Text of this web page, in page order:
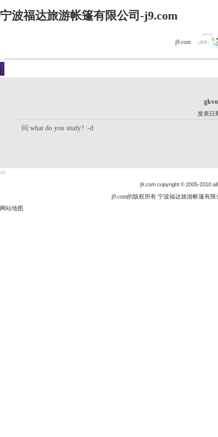
宁波福达旅游帐篷有限公司-j9.com
j9.com
发表日
问:what do you study? :-d
j9.com copyright © 2005-2010
j9.com的版权所有 宁波福达旅游帐篷有
网站地图